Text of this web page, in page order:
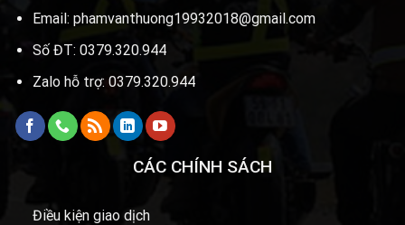
Email: phamvanthuong19932018@gmail.com
Số ĐT: 0379.320.944
Zalo hỗ trợ: 0379.320.944
CÁC CHÍNH SÁCH
Điều kiện giao dịch